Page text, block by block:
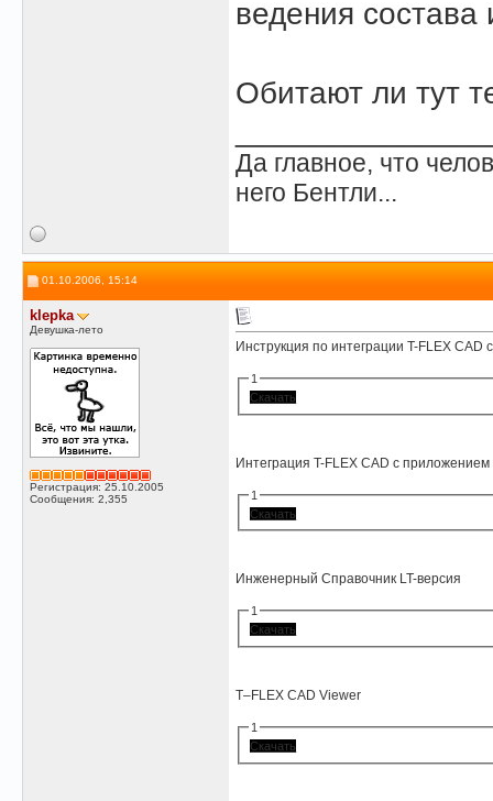
ведения состава
Обитают ли тут
Да главное, что
него Бентли...
01.10.2006, 15:14
klepka
Девушка-лето
Регистрация: 25.10.2005
Сообщения: 2,355
Инструкция по интеграции T-FLEX
1
Скачать
Интеграция T-FLEX CAD с
1
Скачать
Инженерный Справочник LT-версия
1
Скачать
T–FLEX CAD Viewer
1
Скачать